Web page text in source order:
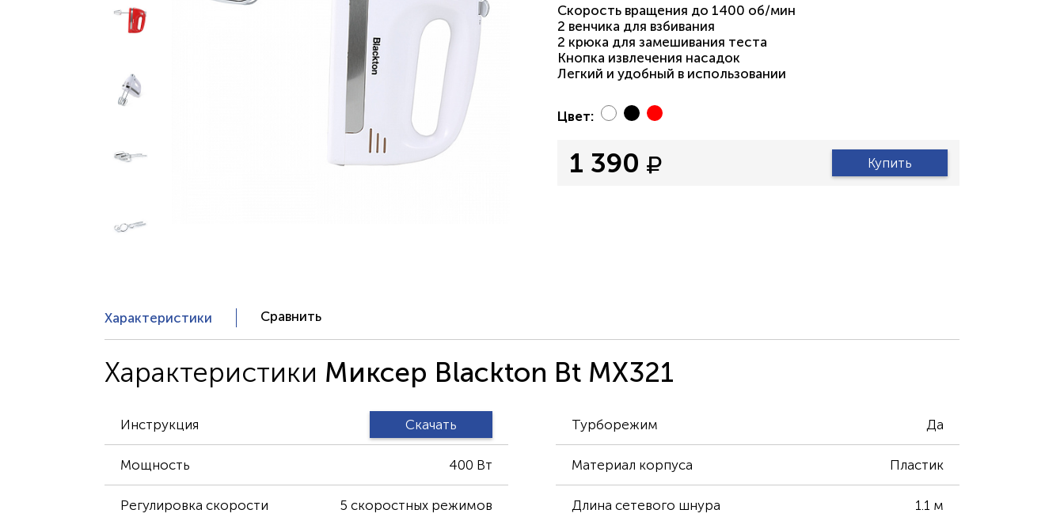
Скорость вращения до 1400 об/мин
2 венчика для взбивания
2 крюка для замешивания теста
Кнопка извлечения насадок
Легкий и удобный в использовании
Цвет:
1 390 Купить
Характеристики Сравнить
Характеристики Миксер Blackton Bt MX321
Инструкция Скачать
Мощность 400 Вт
Регулировка скорости 5 скоростных режимов
Турборежим Да
Материал корпуса Пластик
Длина сетевого шнура 1.1 м